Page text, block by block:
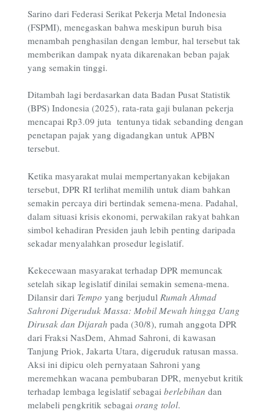
Sarino dari Federasi Serikat Pekerja Metal Indonesia
(FSPMI), menegaskan bahwa meskipun buruh bisa
menambah penghasilan dengan lembur, hal tersebut tak
memberikan dampak nyata dikarenakan beban pajak
yang semakin tinggi.
Ditambah lagi berdasarkan data Badan Pusat Statistik
(BPS) Indonesia (2025), rata-rata gaji bulanan pekerja
mencapai Rp3.09 juta tentunya tidak sebanding dengan
penetapan pajak yang digadangkan untuk APBN
tersebut.
Ketika masyarakat mulai mempertanyakan kebijakan
tersebut, DPR RI terlihat memilih untuk diam bahkan
semakin percaya diri bertindak semena-mena. Padahal,
dalam situasi krisis ekonomi, perwakilan rakyat bahkan
simbol kehadiran Presiden jauh lebih penting daripada
sekadar menyalahkan prosedur legislatif.
Kekecewaan masyarakat terhadap DPR memuncak
setelah sikap legislatif dinilai semakin semena-mena.
Dilansir dari Tempo yang berjudul Rumah Ahmad
Sahroni Digeruduk Massa: Mobil Mewah hingga Uang
Dirusak dan Dijarah pada (30/8), rumah anggota DPR
dari Fraksi NasDem, Ahmad Sahroni, di kawasan
Tanjung Priok, Jakarta Utara, digeruduk ratusan massa.
Aksi ini dipicu oleh pernyataan Sahroni yang
meremehkan wacana pembubaran DPR, menyebut kritik
terhadap lembaga legislatif sebagai berlebihan dan
melabeli pengkritik sebagai orang tolol.